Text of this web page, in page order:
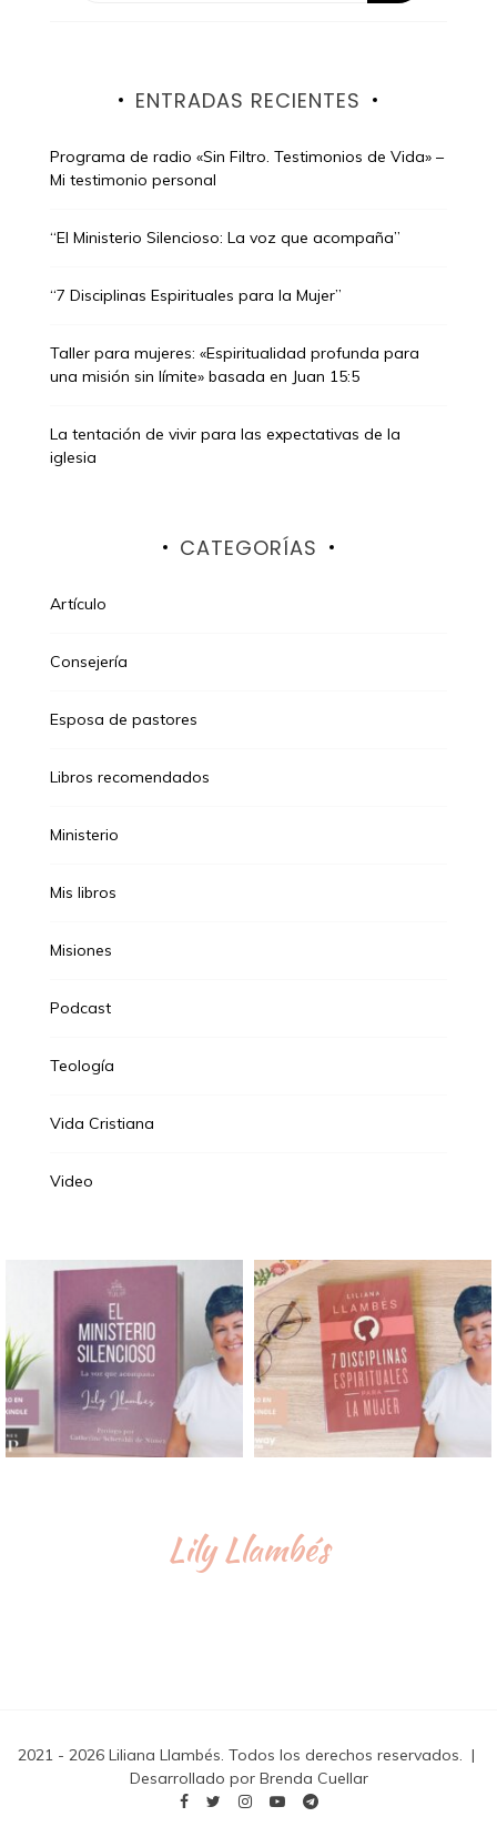
ENTRADAS RECIENTES
Programa de radio «Sin Filtro. Testimonios de Vida» –
Mi testimonio personal
“El Ministerio Silencioso: La voz que acompaña”
“7 Disciplinas Espirituales para la Mujer”
Taller para mujeres: «Espiritualidad profunda para
una misión sin límite» basada en Juan 15:5
La tentación de vivir para las expectativas de la
iglesia
CATEGORÍAS
Artículo
Consejería
Esposa de pastores
Libros recomendados
Ministerio
Mis libros
Misiones
Podcast
Teología
Vida Cristiana
Video
Lily Llambés
2021 - 2026 Liliana Llambés. Todos los derechos reservados. |
Desarrollado por Brenda Cuellar